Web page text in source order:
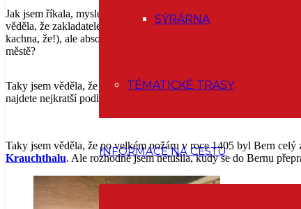
SÝRÁRNA
TÉMATICKÉ TRASY
INFORMACE NA CESTU
Jak jsem říkala, myslela jsem, že vím o Bernu dost, ale milá
věděla, že zakladatelem Bernu byl vévoda Berchtold z
kachna, že!), ale absolutně jsem netušila, že měl v Bernu také
městě?
Taky jsem věděla, že centrum Bernu je se svými šesti kilometry
najdete nejkratší podloubí a kde nejvyšší oblouk podloubí. Vy to
Taky jsem věděla, že po velkém požáru v roce 1405 byl Bern
Krauchthalu. Ale rozhodně jsem netušila, kudy se do Bernu